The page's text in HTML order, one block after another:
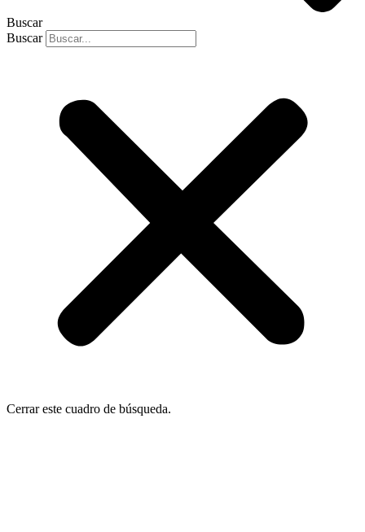
Buscar
Buscar
Cerrar este cuadro de búsqueda.